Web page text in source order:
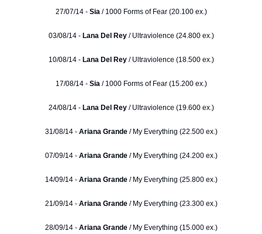
27/07/14 - Sia / 1000 Forms of Fear (20.100 ex.)
03/08/14 - Lana Del Rey / Ultraviolence (24.800 ex.)
10/08/14 - Lana Del Rey/ Ultraviolence (18.500 ex.)
17/08/14 - Sia / 1000 Forms of Fear (15.200 ex.)
24/08/14 -Lana Del Rey/ Ultraviolence (19.600 ex.)
31/08/14 - Ariana Grande/ My Everything (22.500 ex.)
07/09/14 - Ariana Grande/ My Everything (24.200 ex.)
14/09/14 - Ariana Grande/ My Everything (25.800 ex.)
21/09/14 - Ariana Grande/ My Everything (23.300 ex.)
28/09/14 - Ariana Grande/ My Everything (15.000 ex.)